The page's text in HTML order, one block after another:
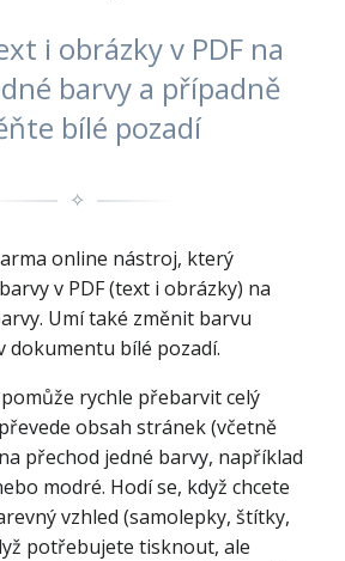
i obrázky v PDF na
barvy a případně
bílé pozadí
✧
online nástroj, který
v PDF (text i obrázky) na
Umí také změnit barvu
dokumentu bílé pozadí.
rychle přebarvit celý
obsah stránek (včetně
přechod jedné barvy, například
modré. Hodí se, když chcete
vzhled (samolepky, štítky,
potřebujete tisknout, ale